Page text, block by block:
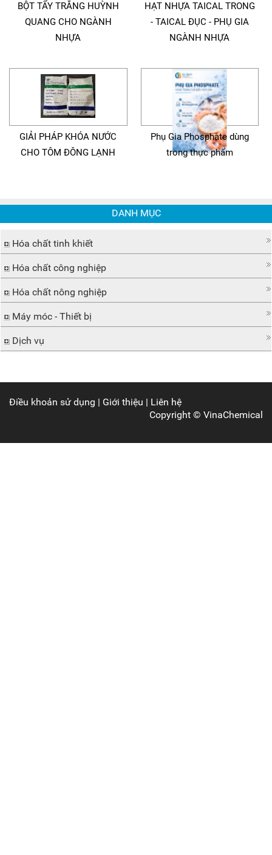
BỘT TẨY TRẮNG HUỲNH
QUANG CHO NGÀNH
NHỰA
HẠT NHỰA TAICAL TRONG
- TAICAL ĐỤC - PHỤ GIA
NGÀNH NHỰA
GIẢI PHÁP KHÓA NƯỚC
CHO TÔM ĐÔNG LẠNH
Phụ Gia Phosphate dùng
trong thực phẩm
DANH MỤC
Hóa chất tinh khiết
Hóa chất công nghiệp
Hóa chất nông nghiệp
Máy móc - Thiết bị
Dịch vụ
Điều khoản sử dụng | Giới thiệu | Liên hệ
Copyright © VinaChemical